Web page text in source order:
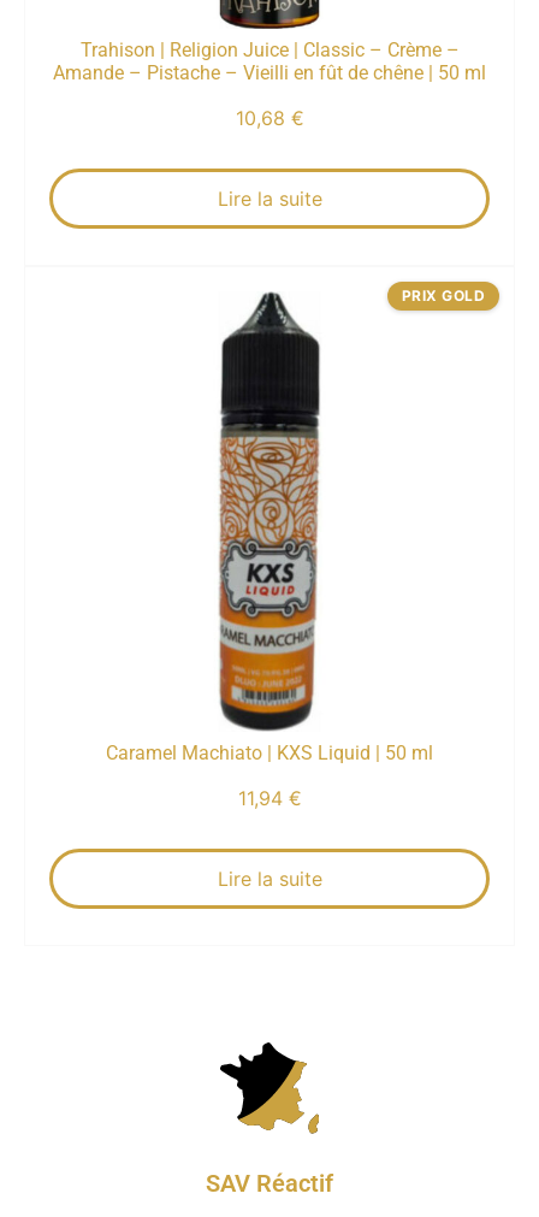
Trahison | Religion Juice | Classic – Crème –
Amande – Pistache – Vieilli en fût de chêne | 50 ml
10,68 €
Lire la suite
Caramel Machiato | KXS Liquid | 50 ml
11,94 €
Lire la suite
PRIX GOLD
SAV Réactif